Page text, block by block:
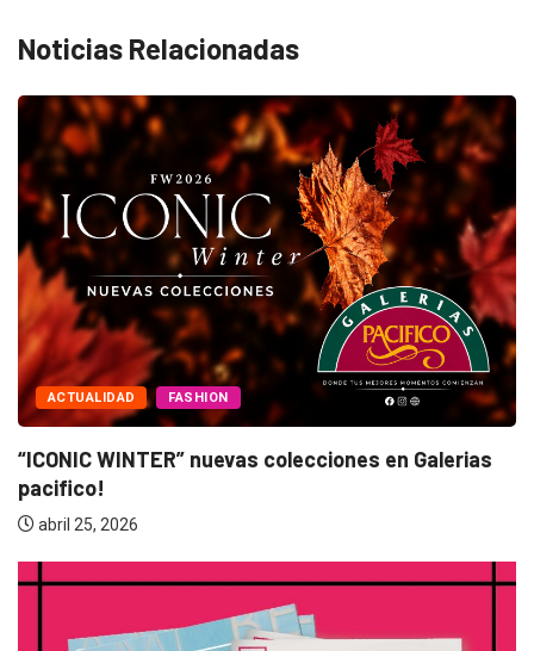
Noticias Relacionadas
ACTUALIDAD FASHION
“ICONIC WINTER” nuevas colecciones en Galerias
pacifico!
abril 25, 2026